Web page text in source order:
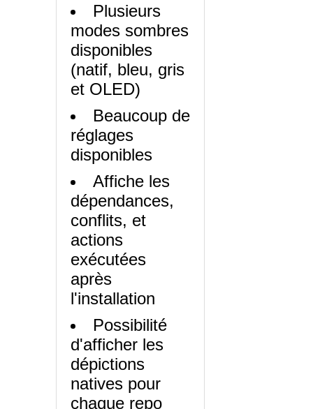
Plusieurs
modes sombres
disponibles
(natif, bleu, gris
et OLED)
Beaucoup de
réglages
disponibles
Affiche les
dépendances,
conflits, et
actions
exécutées
après
l'installation
Possibilité
d'afficher les
dépictions
natives pour
chaque repo